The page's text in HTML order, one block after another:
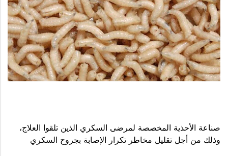
صناعة الأحذية المخصصة لمرضى السكري الذين تلقوا العلاج،
وذلك من أجل تقليل مخاطر تكرار الإصابة بجروح السكري